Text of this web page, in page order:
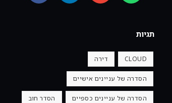
תגיות
CLOUD דירה
הסדרה של עניינים אישיים
הסדרה של עניינים כספיים הסדר חוב